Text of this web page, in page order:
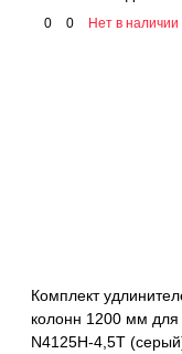
NORDBERG 01-
0 0 Нет в наличии
Комплект
колонн 1200 мм для
N4125H-4,5T